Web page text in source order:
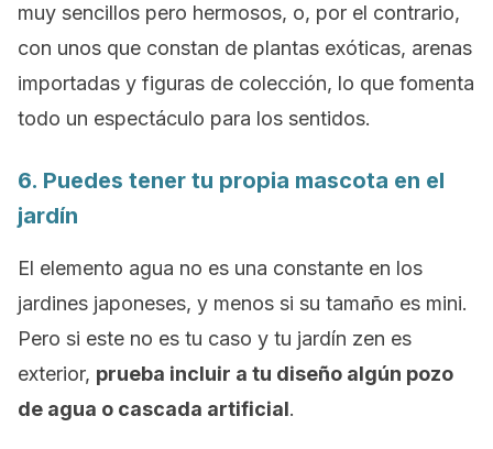
muy sencillos pero hermosos, o, por el contrario,
con unos que constan de plantas exóticas, arenas
importadas y figuras de colección, lo que fomenta
todo un espectáculo para los sentidos.
6. Puedes tener tu propia mascota en el
jardín
El elemento agua no es una constante en los
jardines japoneses, y menos si su tamaño es mini.
Pero si este no es tu caso y tu jardín zen es
exterior, prueba incluir a tu diseño algún pozo
de agua o cascada artificial.